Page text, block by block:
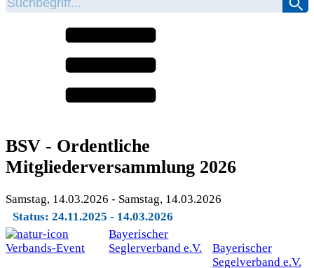
BSV - Ordentliche
Mitgliederversammlung 2026
Samstag, 14.03.2026 - Samstag, 14.03.2026
Status: 24.11.2025 - 14.03.2026
Verbands-Event
Bayerischer
Seglerverband e.V.
Bayerischer
Segelverband e.V.